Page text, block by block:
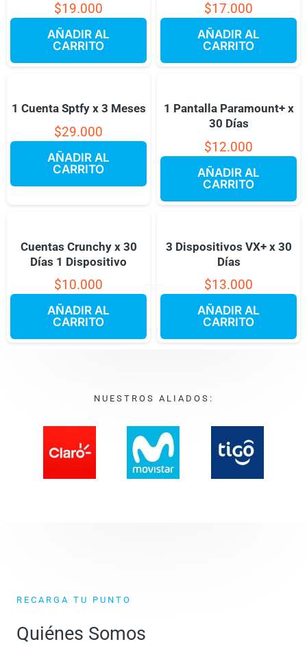
$19.000
AÑADIR AL
CARRITO
$17.000
AÑADIR AL
CARRITO
1 Cuenta Sptfy x 3 Meses
$29.000
AÑADIR AL
CARRITO
1 Pantalla Paramount+ x
30 Días
$12.000
AÑADIR AL
CARRITO
Cuentas Crunchy x 30
Días 1 Dispositivo
$10.000
AÑADIR AL
CARRITO
3 Dispositivos VX+ x 30
Días
$13.000
AÑADIR AL
CARRITO
NUESTROS ALIADOS:
RECARGA TU PUNTO
Quiénes Somos